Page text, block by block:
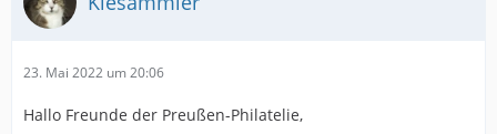
23. Mai 2022 um 20:06
Hallo Freunde der Preußen-Philatelie,